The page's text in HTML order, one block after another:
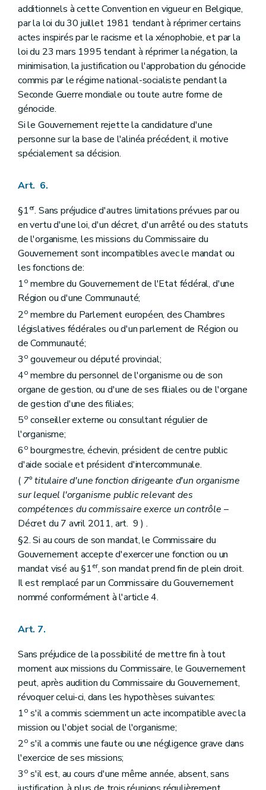
additionnels à cette Convention en vigueur en Belgique,
par la loi du 30 juillet 1981 tendant à réprimer certains
actes inspirés par le racisme et la xénophobie, et par la
loi du 23 mars 1995 tendant à réprimer la négation, la
minimisation, la justification ou l'approbation du génocide
commis par le régime national-socialiste pendant la
Seconde Guerre mondiale ou toute autre forme de
génocide.
Si le Gouvernement rejette la candidature d'une
personne sur la base de l'alinéa précédent, il motive
spécialement sa décision.
Art. 6.
§1er. Sans préjudice d'autres limitations prévues par ou
en vertu d'une loi, d'un décret, d'un arrêté ou des statuts
de l'organisme, les missions du Commissaire du
Gouvernement sont incompatibles avec le mandat ou
les fonctions de:
1o membre du Gouvernement de l'Etat fédéral, d'une
Région ou d'une Communauté;
2o membre du Parlement européen, des Chambres
législatives fédérales ou d'un parlement de Région ou
de Communauté;
3o gouverneur ou député provincial;
4o membre du personnel de l'organisme ou de son
organe de gestion, ou d'une de ses filiales ou de l'organe
de gestion d'une des filiales;
5o conseiller externe ou consultant régulier de
l'organisme;
6o bourgmestre, échevin, président de centre public
d'aide sociale et président d'intercommunale.
( 7° titulaire d'une fonction dirigeante d'un organisme
sur lequel l'organisme public relevant des
compétences du commissaire exerce un contrôle –
Décret du 7 avril 2011, art. 9 ) .
§2. Si au cours de son mandat, le Commissaire du
Gouvernement accepte d'exercer une fonction ou un
mandat visé au §1er, son mandat prend fin de plein droit.
Il est remplacé par un Commissaire du Gouvernement
nommé conformément à l'article 4.
Art. 7.
Sans préjudice de la possibilité de mettre fin à tout
moment aux missions du Commissaire, le Gouvernement
peut, après audition du Commissaire du Gouvernement,
révoquer celui-ci, dans les hypothèses suivantes:
1o s'il a commis sciemment un acte incompatible avec la
mission ou l'objet social de l'organisme;
2o s'il a commis une faute ou une négligence grave dans
l'exercice de ses missions;
3o s'il est, au cours d'une même année, absent, sans